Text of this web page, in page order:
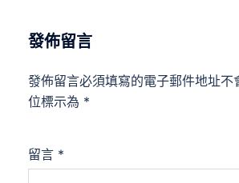
發佈留言
發佈留言必須填寫的電子郵件地址不
位標示為 *
留言 *